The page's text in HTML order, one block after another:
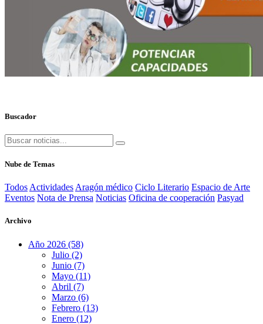
Buscador
Nube de Temas
Todos Actividades Aragón médico Ciclo Literario Espacio de Arte
Eventos Nota de Prensa Noticias Oficina de cooperación Pasyad
Archivo
Año 2026 (58)
Julio (2)
Junio (7)
Mayo (11)
Abril (7)
Marzo (6)
Febrero (13)
Enero (12)